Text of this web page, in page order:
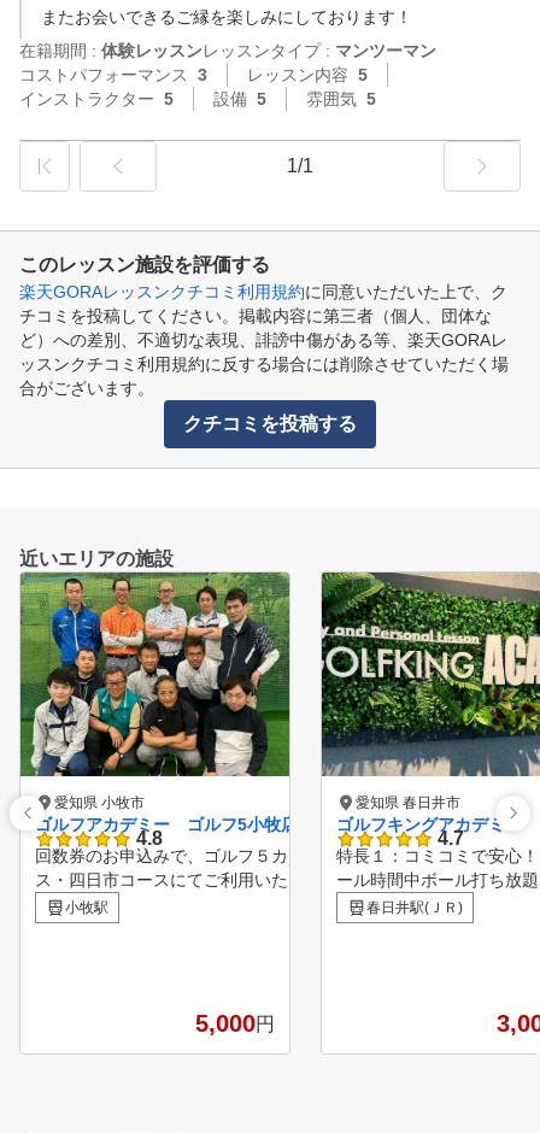
またお会いできるご縁を楽しみにしております！
在籍期間 : 体験レッスンレッスンタイプ : マンツーマン
コストパフォーマンス
3 レッスン内容 5
インストラクター 5 設備 5 雰囲気 5
1/1
このレッスン施設を評価する
楽天GORAレッスンクチコミ利用規約に同意いただいた上で、ク
チコミを投稿してください。掲載内容に第三者（個人、団体な
ど）への差別、不適切な表現、誹謗中傷がある等、楽天GORAレ
ッスンクチコミ利用規約に反する場合には削除させていただく場
合がございます。
クチコミを投稿する
近いエリアの施設
愛知県 小牧市
ゴルフアカデミー ゴルフ5小牧店
4.8
回数券のお申込みで、ゴルフ５カントリーみずなみコー
ス・四日市コースにてご利用いただける、平日無料プレ
ー券をプレゼント♪ ※ご本人のみご利用可、ゴルフ場利用
税、飲食代等はお客様負担となります。詳しくは店頭で
//gora.golf.rakuten.co.jp/doc/special/ranking/lesson-kuchi
小牧駅
5,000円
愛知県 春日井市
ゴルフキングアカデミー
4.7
特長１：コミコミで安心
ール時間中ボール打ち放
長２：セミプライベート
ンだからわかりやすい！
春日井駅(ＪＲ)